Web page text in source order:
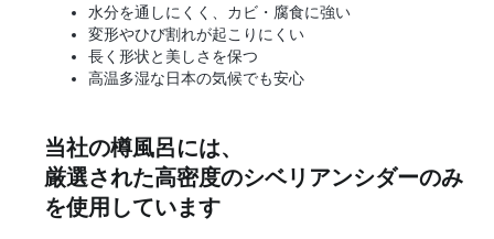
水分を通しにくく、カビ・腐食に強い
変形やひび割れが起こりにくい
長く形状と美しさを保つ
高温多湿な日本の気候でも安心
当社の樽風呂には、
厳選された高密度のシベリアンシダーのみ
を使用しています